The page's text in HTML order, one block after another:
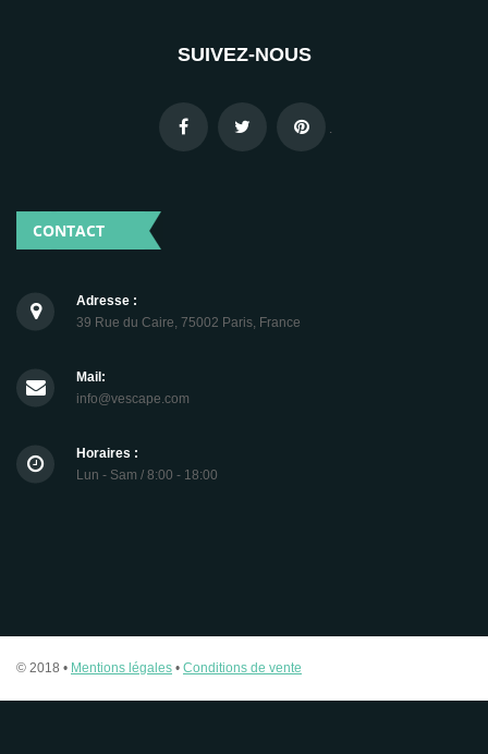
SUIVEZ-NOUS
.
CONTACT
Adresse :
39 Rue du Caire, 75002 Paris, France
Mail:
info@vescape.com
Horaires :
Lun - Sam / 8:00 - 18:00
© 2018 • Mentions légales • Conditions de vente